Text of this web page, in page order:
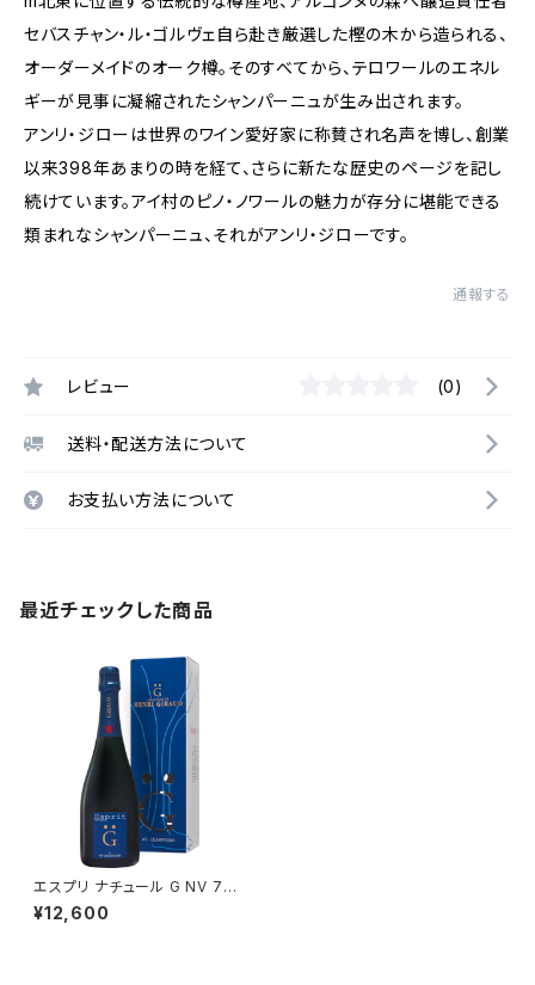
セバスチャン・ル・ゴルヴェ自ら赴き厳選した樫の木から造られる、
オーダーメイドのオーク樽。そのすべてから、テロワールのエネル
ギーが見事に凝縮されたシャンパーニュが生み出されます。
アンリ・ジローは世界のワイン愛好家に称賛され名声を博し、創業
以来398年あまりの時を経て、さらに新たな歴史のページを記し
続けています。アイ村のピノ・ノワールの魅力が存分に堪能できる
類まれなシャンパーニュ、それがアンリ・ジローです。
通報する
レビュー (0)
送料・配送方法について
お支払い方法について
最近チェックした商品
エスプリ ナチュール G NV 750
ml アンリ ジロー シャンパーニ
ュ フランス 正規品
¥12,600